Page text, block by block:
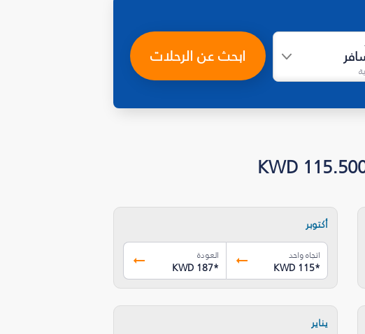
ابحث عن الرحلات
أكتوبر
اتجاه واحد
KWD 115*
العودة
KWD 187*
يناير